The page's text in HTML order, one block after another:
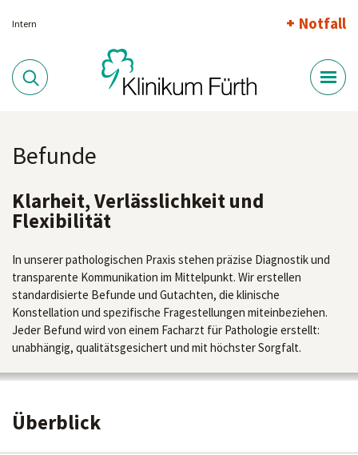
Intern Notfall
Befunde
Klarheit, Verlässlichkeit und
Flexibilität
In unserer pathologischen Praxis stehen präzise Diagnostik und
transparente Kommunikation im Mittelpunkt. Wir erstellen
standardisierte Befunde und Gutachten, die klinische
Konstellation und spezifische Fragestellungen miteinbeziehen.
Jeder Befund wird von einem Facharzt für Pathologie erstellt:
unabhängig, qualitätsgesichert und mit höchster Sorgfalt.
Überblick